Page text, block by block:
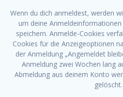
Wenn du dich anmeldest, werden
um deine
speichern. Anmelde-Cookies
Cookies für die Anzeigeoptionen
der Anmeldung „Angemeldet
Anmeldung zwei Wochen lang
Abmeldung aus deinem Konto
gelöscht.